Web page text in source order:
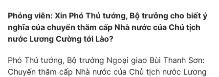
Chất lượng cuộc sống
Học trực tuyến
Công nghệ
Hitech Công nghệ tương lai
Thị trường
Giao lưu trực tuyến
Lịch phát sóng
Phóng viên: Xin Phó Thủ tướng, Bộ trưởng cho biết ý
nghĩa của chuyến thăm cấp Nhà nước của Chủ tịch
nước Lương Cường tới Lào?
Phó Thủ tướng, Bộ trưởng Ngoại giao Bùi Thanh Sơn:
Chuyến thăm cấp Nhà nước của Chủ tịch nước Lương